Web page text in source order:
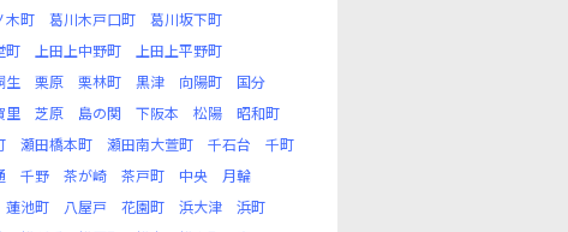
木町 葛川木戸口町
葛川坂下町
町 上田上中野町
上田上平野町
生 栗原 栗林町 黒津 向陽町
国分
里 芝原 島の関 下阪本 松陽
昭和町
瀬田橋本町 瀬田南大萱町 千石台
千町
千野 茶が崎 茶戸町 中央
月輪
蓮池町 八屋戸 花園町 浜大津
浜町